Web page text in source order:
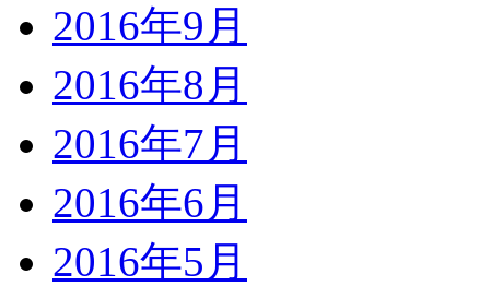
2016年9月
2016年8月
2016年7月
2016年6月
2016年5月